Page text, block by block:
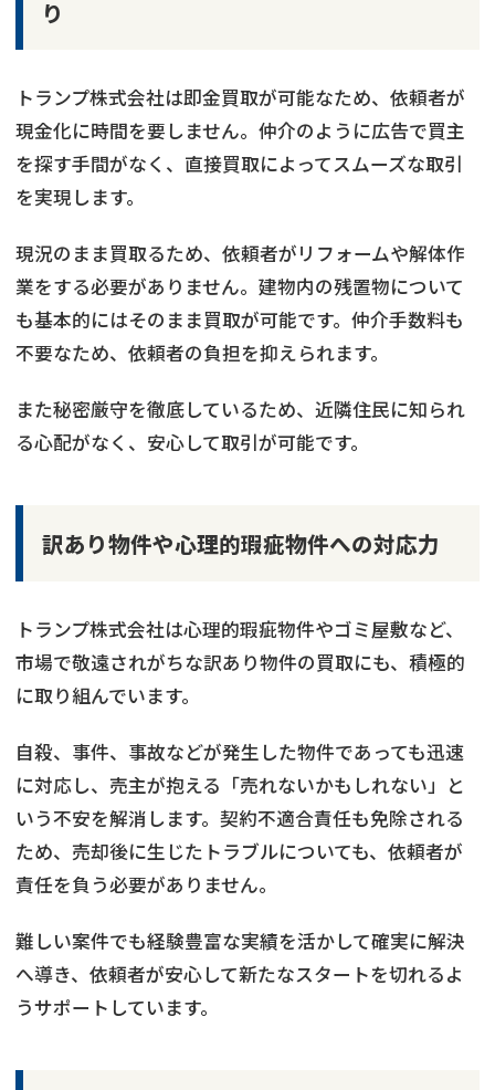
り
トランプ株式会社は即金買取が可能なため、依頼者が
現金化に時間を要しません。仲介のように広告で買主
を探す手間がなく、直接買取によってスムーズな取引
を実現します。
現況のまま買取るため、依頼者がリフォームや解体作
業をする必要がありません。建物内の残置物について
も基本的にはそのまま買取が可能です。仲介手数料も
不要なため、依頼者の負担を抑えられます。
また秘密厳守を徹底しているため、近隣住民に知られ
る心配がなく、安心して取引が可能です。
訳あり物件や心理的瑕疵物件への対応力
トランプ株式会社は心理的瑕疵物件やゴミ屋敷など、
市場で敬遠されがちな訳あり物件の買取にも、積極的
に取り組んでいます。
自殺、事件、事故などが発生した物件であっても迅速
に対応し、売主が抱える「売れないかもしれない」と
いう不安を解消します。契約不適合責任も免除される
ため、売却後に生じたトラブルについても、依頼者が
責任を負う必要がありません。
難しい案件でも経験豊富な実績を活かして確実に解決
へ導き、依頼者が安心して新たなスタートを切れるよ
うサポートしています。